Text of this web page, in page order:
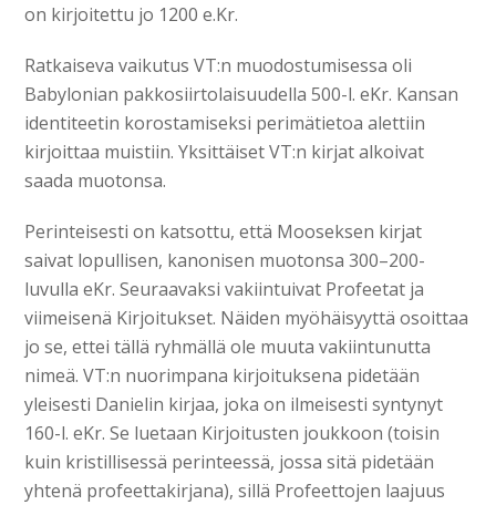
on kirjoitettu jo 1200 e.Kr.
Ratkaiseva vaikutus VT:n muodostumisessa oli
Babylonian pakkosiirtolaisuudella 500-l. eKr. Kansan
identiteetin korostamiseksi perimätietoa alettiin
kirjoittaa muistiin. Yksittäiset VT:n kirjat alkoivat
saada muotonsa.
Perinteisesti on katsottu, että Mooseksen kirjat
saivat lopullisen, kanonisen muotonsa 300–200-
luvulla eKr. Seuraavaksi vakiintuivat Profeetat ja
viimeisenä Kirjoitukset. Näiden myöhäisyyttä osoittaa
jo se, ettei tällä ryhmällä ole muuta vakiintunutta
nimeä. VT:n nuorimpana kirjoituksena pidetään
yleisesti Danielin kirjaa, joka on ilmeisesti syntynyt
160-l. eKr. Se luetaan Kirjoitusten joukkoon (toisin
kuin kristillisessä perinteessä, jossa sitä pidetään
yhtenä profeettakirjana), sillä Profeettojen laajuus